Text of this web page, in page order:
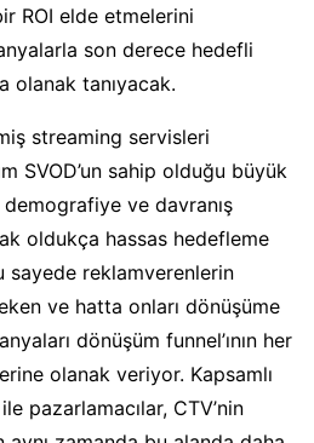
ROI elde etmelerini
son derece hedefli
olanak tanıyacak.
streaming servisleri
SVOD’un sahip olduğu büyük
ve davranış
oldukça hassas hedefleme
sayede reklamverenlerin
ve hatta onları dönüşüme
dönüşüm funnel’ının her
olanak veriyor. Kapsamlı
pazarlamacılar, CTV’nin